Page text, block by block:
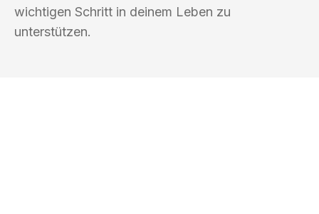
wichtigen Schritt in deinem Leben zu
unterstützen.